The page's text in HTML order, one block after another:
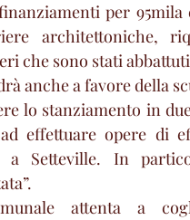
per
architettoniche,
che sono stati
anche a favore della
lo stanziamento in
effettuare opere di
a Setteville. In
attenta a